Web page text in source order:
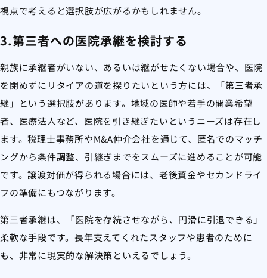
視点で考えると選択肢が広がるかもしれません。
3.第三者への医院承継を検討する
親族に承継者がいない、あるいは継がせたくない場合や、医院
を閉めずにリタイアの道を探りたいという方には、「第三者承
継」という選択肢があります。地域の医師や若手の開業希望
者、医療法人など、医院を引き継ぎたいというニーズは存在し
ます。税理士事務所やM&A仲介会社を通じて、匿名でのマッチ
ングから条件調整、引継ぎまでをスムーズに進めることが可能
です。譲渡対価が得られる場合には、老後資金やセカンドライ
フの準備にもつながります。
第三者承継は、「医院を存続させながら、円滑に引退できる」
柔軟な手段です。長年支えてくれたスタッフや患者のために
も、非常に現実的な解決策といえるでしょう。